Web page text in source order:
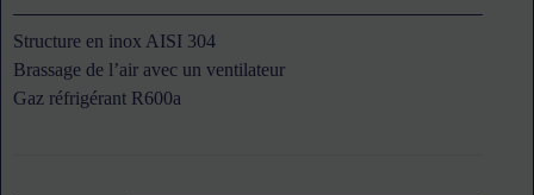
Structure en inox AISI 304
Brassage de l’air avec un ventilateur
Gaz réfrigérant R600a